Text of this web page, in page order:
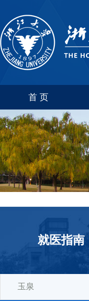
首 页
就医指南
玉泉